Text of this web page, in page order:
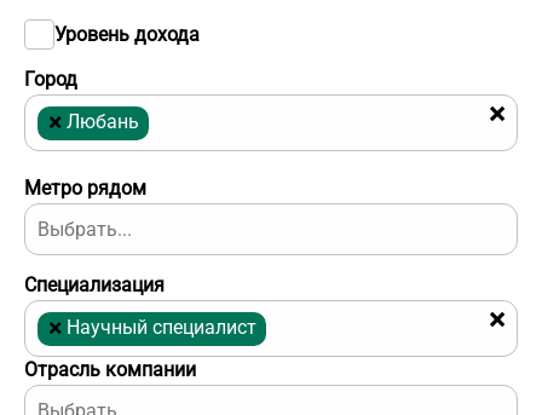
Отрасль компании
Город
×
× Любань
Уровень дохода
Метро рядом
Специализация
×
× Научный специалист